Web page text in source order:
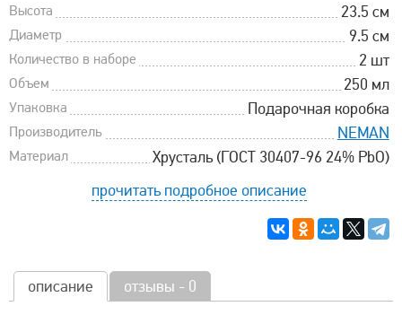
Высота 23.5 см
Диаметр 9.5 см
Количество в наборе 2 шт
Объем 250 мл
Упаковка Подарочная коробка
Производитель NEMAN
Материал
Хрусталь (ГОСТ 30407-96 24% PbO)
прочитать подробное описание
описание отзывы - 0